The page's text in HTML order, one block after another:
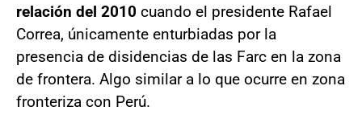
relación del 2010 cuando el presidente Rafael
Correa, únicamente enturbiadas por la
presencia de disidencias de las Farc en la zona
de frontera. Algo similar a lo que ocurre en zona
fronteriza con Perú.